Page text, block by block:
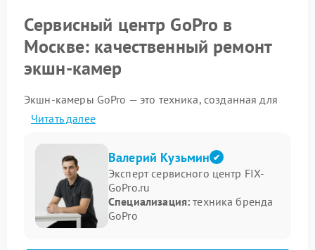
Сервисный центр GoPro в
Москве: качественный ремонт
экшн-камер
Экшн-камеры GoPro — это техника, созданная для
экстремальных условий, но даже такие надёжные
устройства могуть выходить из строя: внезапно
последствий падений. Наш сервисный центр GoPro
в Москве предлагает профессиональный ремонт
любых моделей камер — от HERO до MAX.
Какие устройства GoPro мы
ремонтируем
Читать далее
Валерий Кузьмин
Эксперт сервисного центр FIX-
GoPro.ru
Специализация: техника бренда
GoPro